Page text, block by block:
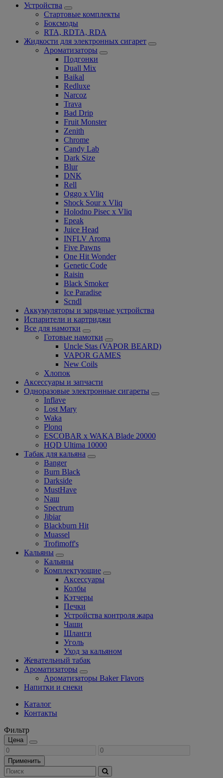
Устройства
Стартовые комплекты
Боксмоды
RTA, RDTA, RDA
Жидкости для электронных сигарет
Ароматизаторы
Подгонки
Duall Mix
Baikal
Redluxe
Narcoz
Trava
Bad Drip
Fruit Monster
Zenith
Chrome
Candy Lab
Dark Size
Blur
DNK
Rell
Oggo x Vliq
Shock Sour x Vliq
Holodno Pisec x Vliq
Epeak
Juice Head
INFLV Aroma
Five Pawns
One Hit Wonder
Genetic Code
Raisin
Black Smoker
Ice Paradise
Scndl
Аккумуляторы и зарядные устройства
Испарители и картриджи
Все для намотки
Готовые намотки
Uncle Stas (VAPOR BEARD)
VAPOR GAMES
New Coils
Хлопок
Аксессуары и запчасти
Одноразовые электронные сигареты
Inflave
Lost Mary
Waka
Plonq
ESCOBAR x WAKA Blade 20000
HQD Ultima 10000
Табак для кальяна
Banger
Burn Black
Darkside
MustHave
Nаш
Spectrum
Jibiar
Blackburn Hit
Muassel
Trofimoff's
Кальяны
Кальяны
Комплектующие
Аксессуары
Колбы
Кэтчеры
Печки
Устройства контроля жара
Чаши
Шланги
Уголь
Уход за кальяном
Жевательный табак
Ароматизаторы
Ароматизаторы Baker Flavors
Напитки и снеки
Каталог
Контакты
Фильтр
Цена
Применить